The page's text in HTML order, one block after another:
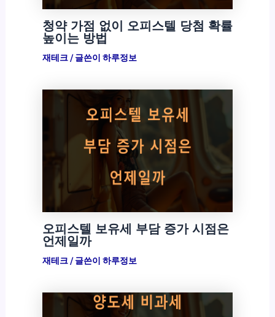
청약 가점 없이 오피스텔 당첨 확률
높이는 방법
재테크/ 글쓴이 하루정보
오피스텔 보유세 부담 증가 시점은
언제일까
재테크/ 글쓴이 하루정보